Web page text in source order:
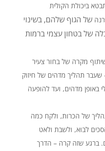
ביכולת הקולית
של הגוף שלהם, בשינוי
של בטחון עצמי ברמות
מקרה של בחור צעיר
תהליך מדהים של חיזוק
באופן מדהים, ועד להופעה
של הכרות, ולקח כמה
לבוא, ולשבת ולאט
ברגע שזה קרה – הדרך